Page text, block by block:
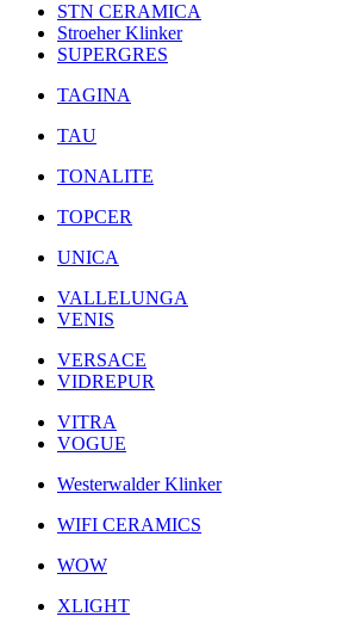
STN CERAMICA
Stroeher Klinker
SUPERGRES
TAGINA
TAU
TONALITE
TOPCER
UNICA
VALLELUNGA
VENIS
VERSACE
VIDREPUR
VITRA
VOGUE
Westerwalder Klinker
WIFI CERAMICS
WOW
XLIGHT